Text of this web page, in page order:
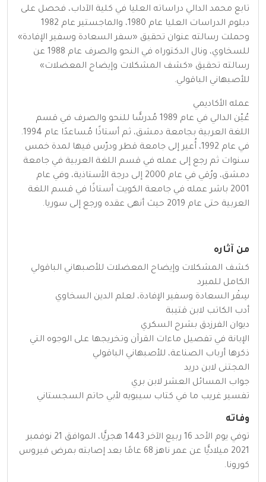
تابع محمد الدالي دراساته العليا في كلية الآداب، فحصل على
دبلوم الدراسات العليا عام 1980، والماجستير عام 1982
وحملت رسالته عنوان تحقيق «سفر السعادة وسفير الإفادة»
للسخاوي، ونال الدكتوراه في النحو والصرف عام 1988 عن
رسالته تحقيق «كشف المشكلات وإيضاح المعضلات»
للأصبهاني الباقولي.
عمله الأكاديمي
عُيّن الدالي في عام 1989 مُدرسًّا للنحو والصرف في قسم
اللغة العربية بجامعة دمشق، ثم أستاذًا مُساعدًا عام 1994.
في عام 1992، أُعير إلى جامعة قطر ودرّس فيها لمدة خمس
سنوات ثم رجع إلى عمله في قسم اللغة العربية في جامعة
دمشق، ورُقي في عام 2000 إلى درجة الأستاذية، وفي عام
2001 باشر عمله في جامعة الكويت أستاذًا في قسم اللغة
العربية حتى عام 2019 حيث أنهى عقده ورجع إلى سوريا.
من آثاره
كشف المشكلات وإيضاح المعضلات للأصبهاني الباقولي
الكامل للمبرد
سِفْر السعادة وسفير الإفادة، لعلم الدين السخاوي
أدب الكاتب لابن قتيبة
ديوان الفرزدق بشرح السكري
الإبانة في تفصيل ماءات القرآن وتخريجها على الوجوه التي
ذكرها أرباب الصناعة، للأصبهاني الباقولي
المجتنى لابن دريد
جواب المسائل العشر لابن بري
تفسير غريب ما في كتاب سيبويه لأبي حاتم السجستاني
وفاته
توفي يوم الأحد 16 ربيع الآخر 1443 هجريًّا، الموافق 21 نوفمبر
2021 ميلاديًّا عن عمر ناهز 68 عامًا بعد إصابته بمرض فيروس
كورونا.